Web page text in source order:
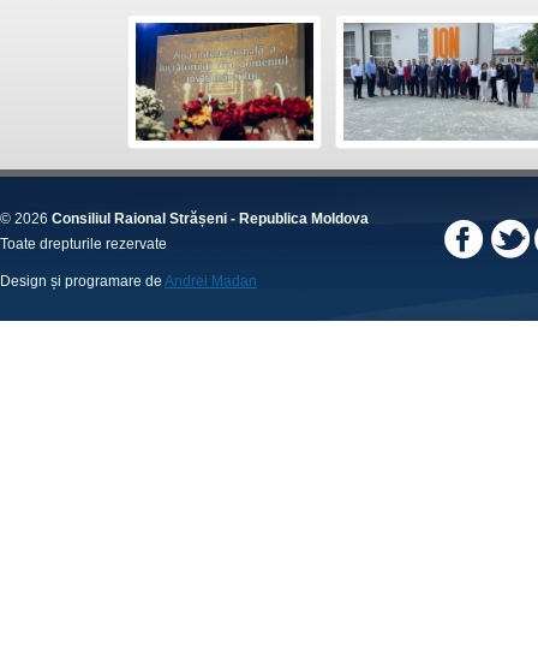
© 2026 Consiliul Raional Strășeni - Republica Moldova
Toate drepturile rezervate
Design și programare de Andrei Madan